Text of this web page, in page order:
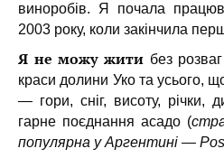
виноробів. Я почала
2003 року, коли закінчила
Я не можу жити без
краси долини Уко та усього,
— гори, сніг, висоту, річки,
гарне поєднання асадо (
популярна у Аргентині —